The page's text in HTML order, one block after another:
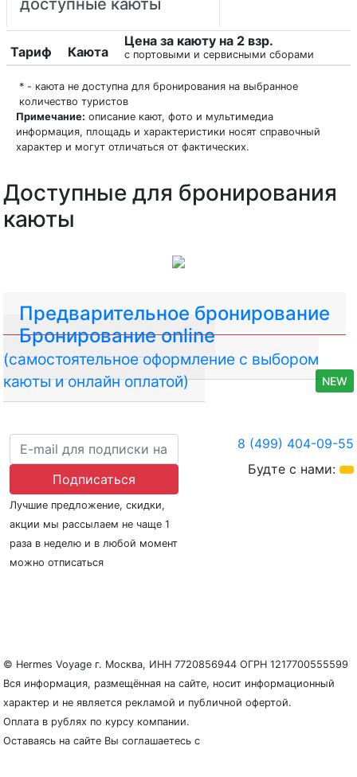
Тариф Каюта
Цена за каюту на 2 взр.
с портовыми и сервисными сборами
* - каюта не доступна для бронирования на выбранное
количество туристов
Примечание: описание кают, фото и мультимедиа
информация, площадь и характеристики носят справочный
характер и могут отличаться от фактических.
Доступные для бронирования
каюты
Предварительное бронирование
Бронирование online
(самостоятельное оформление с выбором
каюты и онлайн оплатой)
NEW
© Hermes Voyage г. Москва, ИНН 7720856944 ОГРН 1217700555599
Вся информация, размещённая на сайте, носит информационный
характер и не является рекламой и публичной офертой.
Оплата в рублях по курсу компании.
Оставаясь на сайте Вы соглашаетесь с
Подписаться
Лучшие предложение, скидки,
акции мы рассылаем не чаще 1
раза в неделю и в любой момент
можно отписаться
8 (499) 404-09-55
Будте с нами: